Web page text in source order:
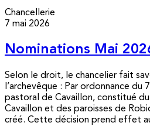
Chancellerie
7 mai 2026
Nominations Mai
Selon le droit, le chancelier fait
l’archevêque : Par ordonnance du
pastoral de Cavaillon, constitué
Cavaillon et des paroisses de
créé. Cette décision prend effet